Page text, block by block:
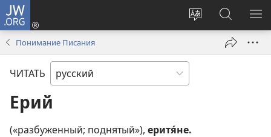
JW.ORG
Изменить
Войти
(открывается
окне)
Поиск
по
jw.org
Понимание Писания
ЧИТАТЬ
Ерий
(«разбуженный; поднятый»), еритя́не.